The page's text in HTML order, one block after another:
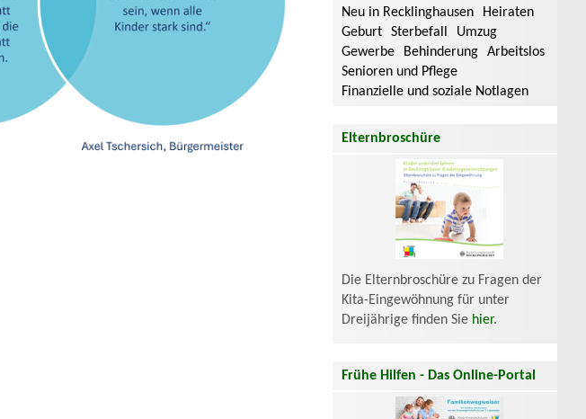
Neu in Recklinghausen
Heiraten
Geburt
Sterbefall
Umzug
Gewerbe
Behinderung
Arbeitslos
Senioren und Pflege
Finanzielle und soziale Notlagen
Elternbroschüre
Die Elternbroschüre zu Fragen der
Kita-Eingewöhnung für unter
Dreijährige finden Sie hier.
Frühe Hilfen - Das Online-Portal